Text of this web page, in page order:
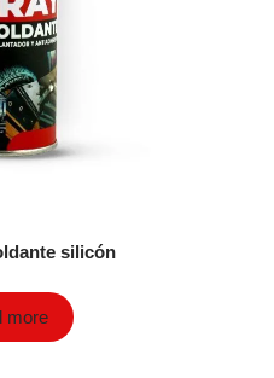
silicón
more